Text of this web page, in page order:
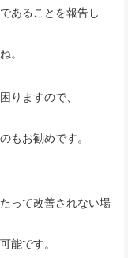
あることを報告し
。
りますので、
もお勧めです。
って改善されない場
能です。